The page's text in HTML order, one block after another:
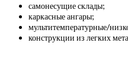
самонесущие склады;
каркасные ангары;
мультитемпературные/
конструкции из легких